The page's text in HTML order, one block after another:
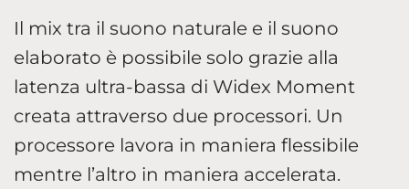
Il mix tra il suono naturale e il suono
elaborato è possibile solo grazie alla
latenza ultra-bassa di Widex Moment
creata attraverso due processori. Un
processore lavora in maniera flessibile
mentre l’altro in maniera accelerata.